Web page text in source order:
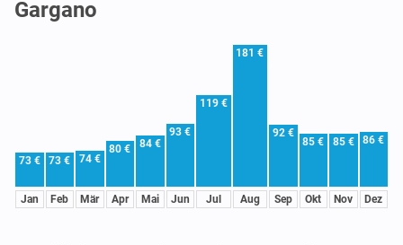
Gargano
73 €
Jan
73 €
Feb
74 €
Mär
80 €
Apr
84 €
Mai
93 €
Jun
119 €
Jul
181 €
Aug
92 €
Sep
85 €
Okt
85 €
Nov
86 €
Dez